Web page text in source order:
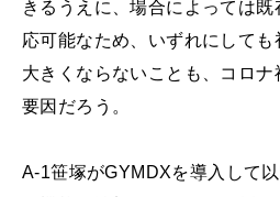
きるうえに、場合によっては
応可能なため、いずれにして
大きくならないことも、コロナ
要因だろう。
A-1笹塚がGYMDXを導入して